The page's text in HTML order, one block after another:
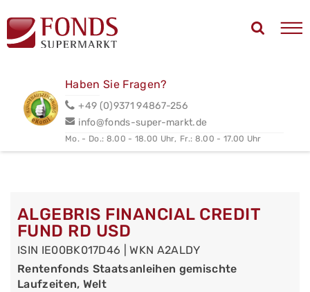
Haben Sie Fragen?
+49 (0)9371 94867-256
info@fonds-super-markt.de
Mo. - Do.: 8.00 - 18.00 Uhr, Fr.: 8.00 - 17.00 Uhr
ALGEBRIS FINANCIAL CREDIT
FUND RD USD
ISIN IE00BK017D46 | WKN A2ALDY
Rentenfonds Staatsanleihen gemischte
Laufzeiten, Welt